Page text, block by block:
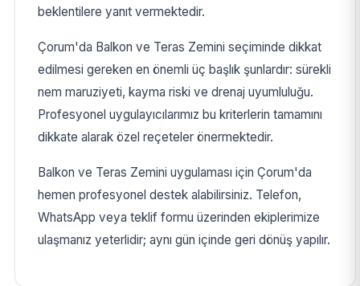
beklentilere yanıt vermektedir.
Çorum'da Balkon ve Teras Zemini seçiminde dikkat
edilmesi gereken en önemli üç başlık şunlardır: sürekli
nem maruziyeti, kayma riski ve drenaj uyumluluğu.
Profesyonel uygulayıcılarımız bu kriterlerin tamamını
dikkate alarak özel reçeteler önermektedir.
Balkon ve Teras Zemini uygulaması için Çorum'da
hemen profesyonel destek alabilirsiniz. Telefon,
WhatsApp veya teklif formu üzerinden ekiplerimize
ulaşmanız yeterlidir; aynı gün içinde geri dönüş yapılır.